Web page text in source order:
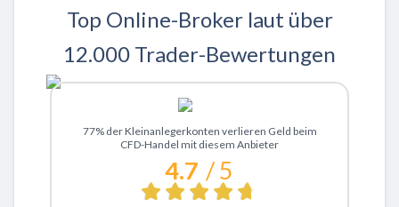
Top Online-Broker laut über
12.000 Trader-Bewertungen
Zu XTB
77% der Kleinanlegerkonten verlieren Geld beim
CFD-Handel mit diesem Anbieter
4.7 / 5